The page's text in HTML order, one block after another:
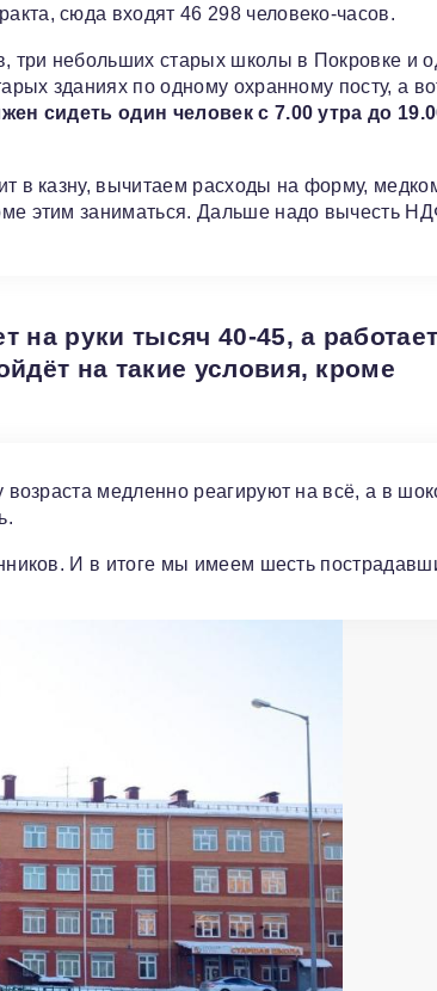
сюда входят 46 298 человеко-часов.
три небольших старых школы в Покровке и
зданиях по одному охранному посту, а
сидеть один человек с 7.00 утра до
в казну, вычитаем расходы на форму,
этим заниматься. Дальше надо вычесть
на руки тысяч 40-45, а
на такие условия, кроме
медленно реагируют на всё, а в
И в итоге мы имеем шесть